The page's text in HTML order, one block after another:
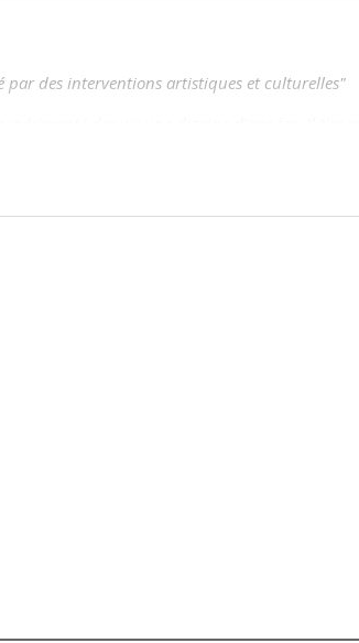
des interventions artistiques et culturelles"
urbain, que des acteurs de
sociale des projets d’aménagement urbain.
Elles peuvent aussi inviter la population à
». Selon la forme et le contenu qu’il va
comme l’accomplissement de sa
de signification sémiotique. Dans le
Face aux enjeux d’acceptation que peut
acteurs de la société civil. L’objectif de cette